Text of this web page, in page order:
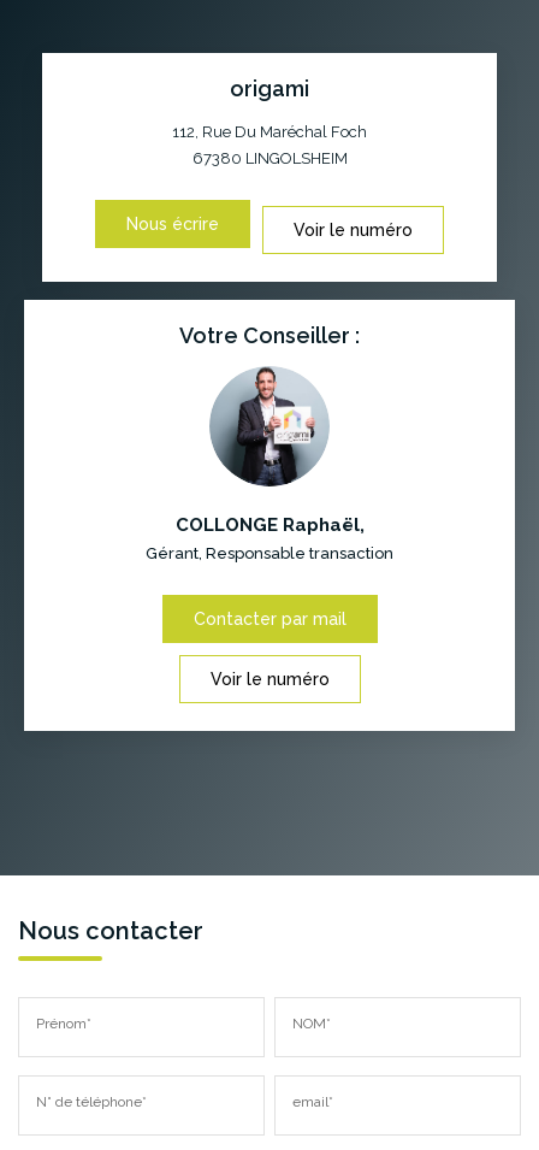
origami
112, Rue Du Maréchal Foch
67380 LINGOLSHEIM
Nous écrire Voir le numéro
Votre Conseiller :
COLLONGE Raphaël,
Gérant, Responsable transaction
Contacter par mail
Voir le numéro
Nous contacter
Prénom* NOM*
N° de téléphone* email*